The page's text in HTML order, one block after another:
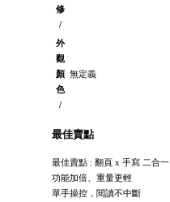
修
/
外
觀
顏
色
/
無定義
最佳賣點
最佳賣點 : 翻頁 x 手寫 二合一
功能加倍、重量更輕
單手操控，閱讀不中斷